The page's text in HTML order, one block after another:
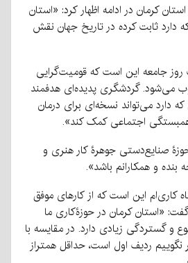
کرمان در ادامه اظهار کرد: «استان
دارد ثابت کرده در تاریخ جهان نقش
روز جامعه این است که قومیت‌گرایی
می‌شود. گردشگری پدیده‌ای هدفمند
دارد می‌تواند نسخه‌ای برای درمان
اجتماعی کمک کند».
صنایع‌دستی جوهرۀ کار هنری و
بنده و همکارانم باشد».
کاری‌ام این است که از کارهای موفق
«استان کرمان در حوزۀکاری ما
و گستردگی زیادی دارد. در مقایسه با
نگوییم ردیف اول است، حداقل همتراز